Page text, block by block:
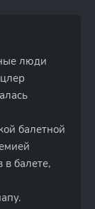
люди
балетной
балете,